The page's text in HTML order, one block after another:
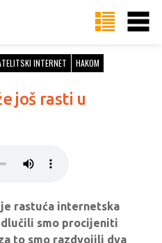
INTERNET HAKOM
još rasti u
rastuća internetska
smo procijeniti
to smo razdvojili dva